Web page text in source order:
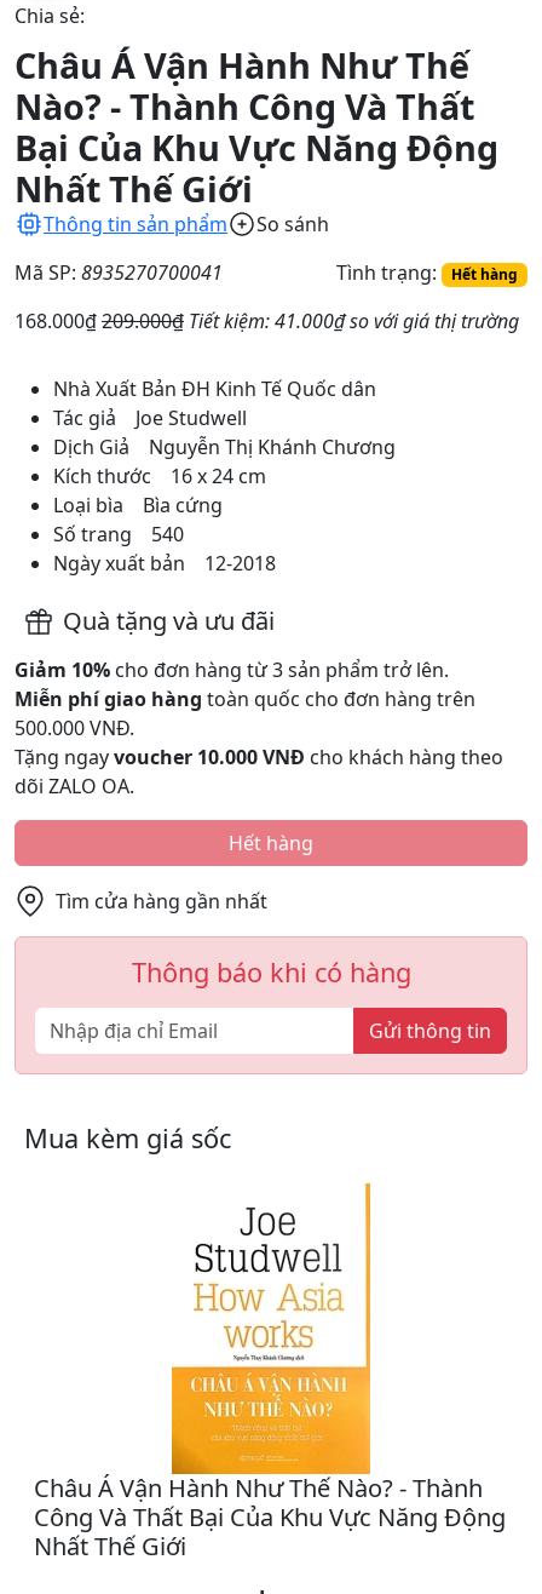
Chia sẻ:
Châu Á Vận Hành Như Thế
Nào? - Thành Công Và Thất
Bại Của Khu Vực Năng Động
Nhất Thế Giới
Thông tin sản phẩm
So sánh
Mã SP: 8935270700041 Tình trạng: Hết hàng
168.000₫209.000₫ Tiết kiệm:41.000₫so với giá thị trường
Nhà Xuất Bản ĐH Kinh Tế Quốc dân
Tác giả Joe Studwell
Dịch Giả Nguyễn Thị Khánh Chương
Kích thước 16 x 24 cm
Loại bìa Bìa cứng
Số trang 540
Ngày xuất bản 12-2018
Quà tặng và ưu đãi
Giảm 10% cho đơn hàng từ 3 sản phẩm trở lên.
Miễn phí giao hàng toàn quốc cho đơn hàng trên
500.000 VNĐ.
Tặng ngayvoucher 10.000 VNĐ cho khách hàng theo
dõi ZALO OA.
Hết hàng
Tìm cửa hàng gần nhất
Thông báo khi có hàng
Gửi thông tin
Mua kèm giá sốc
Châu Á Vận Hành Như Thế Nào? - Thành
Công Và Thất Bại Của Khu Vực Năng Động
Nhất Thế Giới